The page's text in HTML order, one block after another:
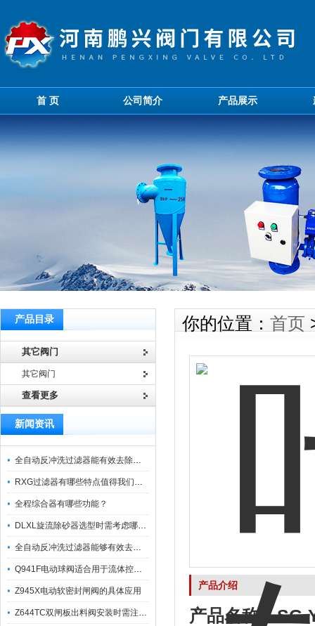
首 页 公司简介 产品展示
产品目录
其它阀门
其它阀门
查看更多
新闻资讯
全自动反冲洗过滤器能有效去除过滤介质上的杂质
RXG过滤器有哪些特点值得我们选择？
全程综合器有哪些功能？
DLXL旋流除砂器选型时需考虑哪些因素？
全自动反冲洗过滤器能够有效去除不同粒径的固体杂
Q941F电动球阀适合用于流体控制需要迅速反应的场合
Z945X电动软密封闸阀的具体应用
Z644TC双闸板出料阀安装时需注意哪些事项？
你的位置： 首页
产品介绍
产品名称：SG-